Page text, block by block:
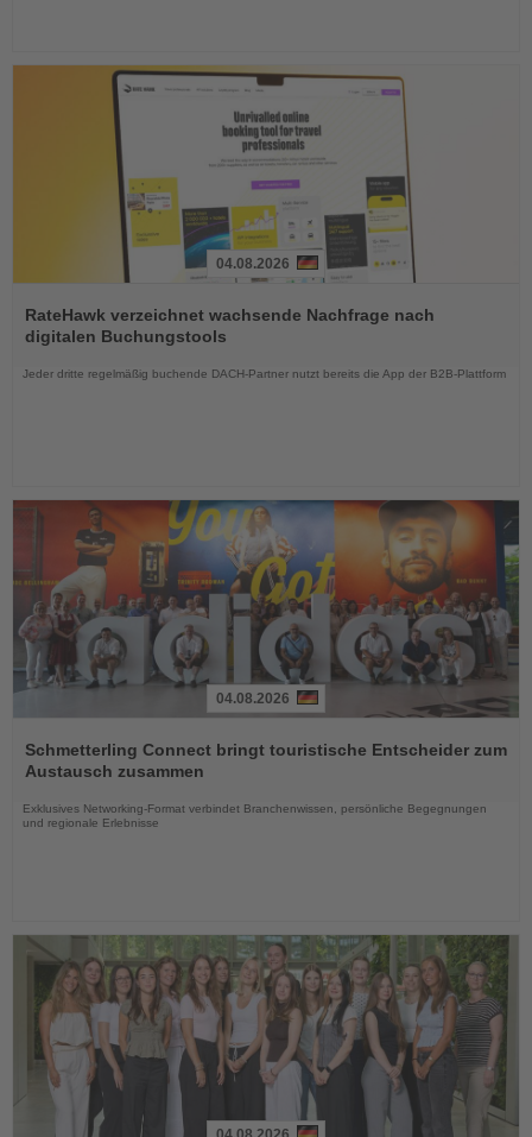
Sie
die
Nachrichten
04.08.2026
RateHawk verzeichnet wachsende Nachfrage nach
digitalen Buchungstools
Jeder dritte regelmäßig buchende DACH-Partner nutzt bereits die App der B2B-Plattform
Sie
die
04.08.2026
Schmetterling Connect bringt touristische Entscheider zum
Austausch zusammen
Exklusives Networking-Format verbindet Branchenwissen, persönliche Begegnungen
und regionale Erlebnisse